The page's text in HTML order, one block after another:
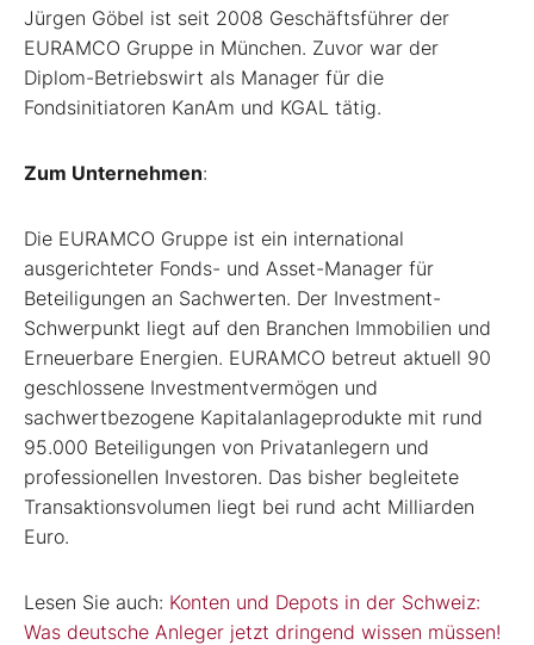
Jürgen Göbel ist seit 2008 Geschäftsführer der
EURAMCO Gruppe in München. Zuvor war der
Diplom-Betriebswirt als Manager für die
Fondsinitiatoren KanAm und KGAL tätig.
Zum Unternehmen:
Die EURAMCO Gruppe ist ein international
ausgerichteter Fonds- und Asset-Manager für
Beteiligungen an Sachwerten. Der Investment-
Schwerpunkt liegt auf den Branchen Immobilien und
Erneuerbare Energien. EURAMCO betreut aktuell 90
geschlossene Investmentvermögen und
sachwertbezogene Kapitalanlageprodukte mit rund
95.000 Beteiligungen von Privatanlegern und
professionellen Investoren. Das bisher begleitete
Transaktionsvolumen liegt bei rund acht Milliarden
Euro.
Lesen Sie auch: Konten und Depots in der Schweiz:
Was deutsche Anleger jetzt dringend wissen müssen!